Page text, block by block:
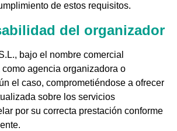
de estos requisitos.
del organizador
bajo el nombre comercial
agencia organizadora o
el caso, comprometiéndose a ofrecer
sobre los servicios
por su correcta prestación conforme